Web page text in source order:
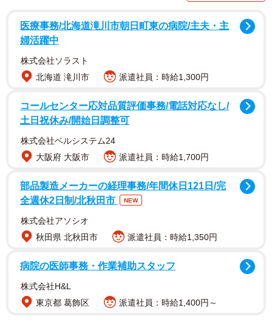
1/6
一見、好条件の仕事だが…？
医療事務/北海道滝川市朝日町東の病院/主夫・主
婦活躍中
株式会社ソラスト
北海道 滝川市
派遣社員：時給1,300円
コールセンター応対品質評価事務/電話対応なし/
土日祝休み/開始日調整可
株式会社ベルシステム24
大阪府 大阪市
派遣社員：時給1,700円
部品製造メーカーの経理事務/年間休日121日/完
全週休2日制/北秋田市
NEW
株式会社アソシオ
秋田県 北秋田市
派遣社員：時給1,350円
病院の医師事務・作業補助スタッフ
株式会社H&L
東京都 葛飾区
派遣社員：時給1,400円～